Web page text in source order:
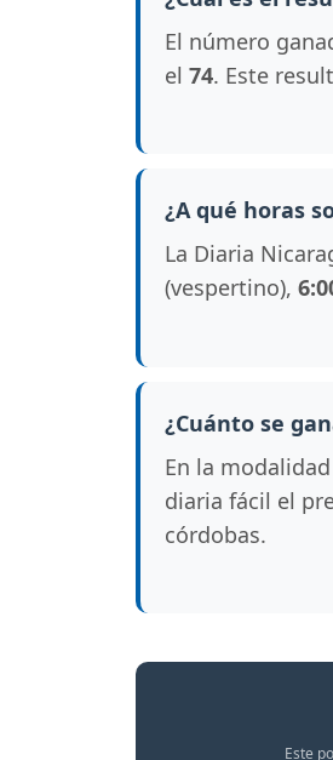
El número
el 74. Este
¿A qué horas
La Diaria
(vespertino),
¿Cuánto se
En la
diaria fácil el
córdobas.
Este